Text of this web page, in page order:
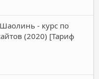
- курс по
(2020) [Тариф